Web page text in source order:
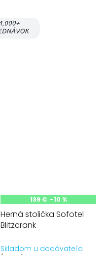
139 € –10 %
Herná stolička Sofotel
Blitzcrank
Skladom u dodávateľa